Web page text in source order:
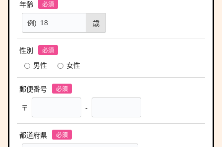
年齢
歳
性別
男性
女性
郵便番号
〒
-
都道府県